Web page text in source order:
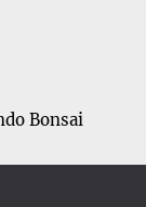
Bonsai